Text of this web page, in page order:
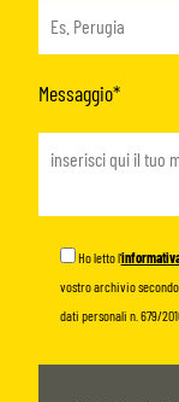
Messaggio*
Ho letto l’
vostro archivio
dati personali n. 679/